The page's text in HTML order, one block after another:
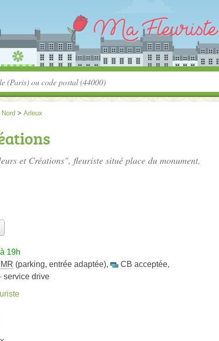
Nord > Arleux
et Créations", fleuriste situé place du monument,
19h
(parking, entrée adaptée), CB acceptée,
service drive